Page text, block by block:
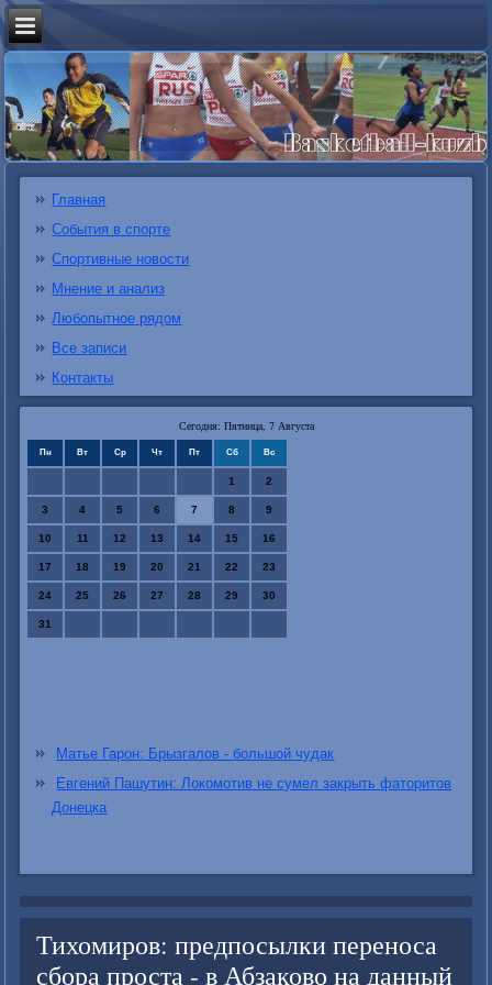
Главная
События в спорте
Спортивные новости
Мнение и анализ
Любопытное рядом
Все записи
Контакты
Сегодня: Пятница, 7 Августа
Пн Вт Ср Чт Пт Сб Вс
1 2
3 4 5 6 7 8 9
10 11 12 13 14 15 16
17 18 19 20 21 22 23
24 25 26 27 28 29 30
31
Матье Гарон: Брызгалов - большой чудак
Евгений Пашутин: Локомотив не сумел закрыть фаторитов
Донецка
Тихомиров: предпосылки переноса
сбора проста - в Абзаково на данный